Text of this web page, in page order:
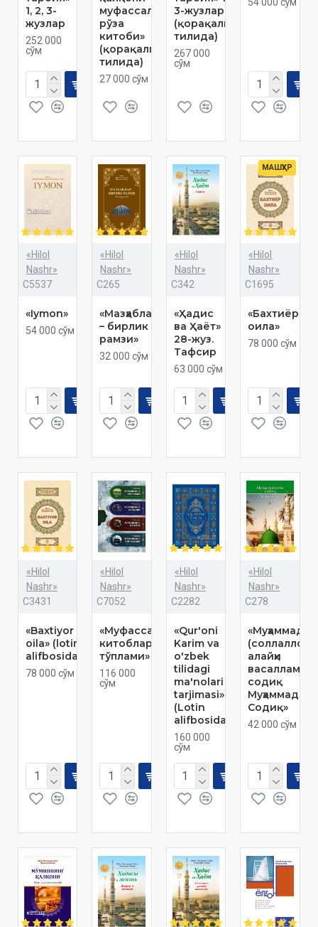
1, 2, 3-
жузлар
252 000
сўм
муфассал
рўза
китоби»
(қорақалпоқ
тилида)
27 000 сўм
3-жузлар
(қорақалпоқ
тилида)
267 000
сўм
«Hilol
Nashr»
C5537
«Iymon»
54 000 сўм
«Hilol
Nashr»
C265
«Мазҳаблар
– бирлик
рамзи»
32 000 сўм
«Hilol
Nashr»
C342
«Ҳадис
ва Ҳаёт»
28-жуз.
Тафсир
63 000 сўм
МАШҲУР
«Hilol
Nashr»
C1695
«Бахтиёр
оила»
78 000 сўм
«Hilol
Nashr»
C3431
«Baxtiyor
oila» (lotin
alifbosida)
78 000 сўм
«Hilol
Nashr»
C7052
«Муфассал
китоблар
тўплами»
116 000
сўм
«Hilol
Nashr»
C2282
«Qur'oni
Karim va
o'zbek
tilidagi
ma'nolari
tarjimasi»
(Lotin
alifbosida)
160 000
сўм
«Hilol
Nashr»
C278
«Муҳаммадга
(соллаллоҳу
алайҳи
васаллам)
cодиқ
Муҳаммад
Содиқ»
42 000 сўм